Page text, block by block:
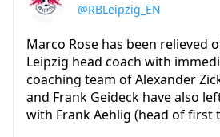
@RBLeipzig_EN
Marco Rose has been relieved
Leipzig head coach with
coaching team of Alexander
and Frank Geideck have also
with Frank Aehlig (head of first